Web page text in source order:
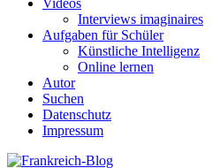
Videos
Interviews imaginaires
Aufgaben für Schüler
Künstliche Intelligenz
Online lernen
Autor
Suchen
Datenschutz
Impressum